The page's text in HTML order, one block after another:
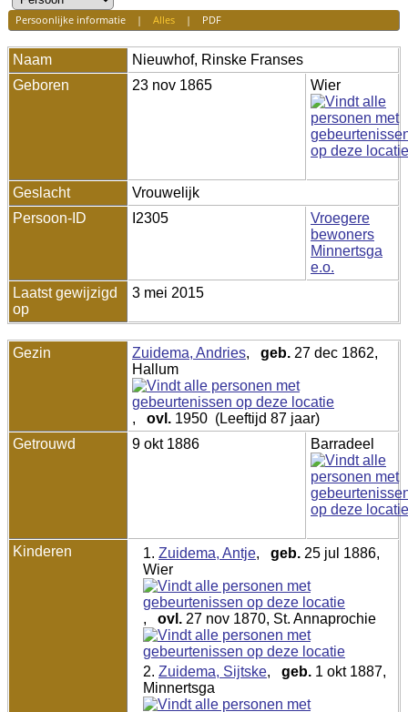
Persoonlijke informatie| Alles| PDF
Naam Nieuwhof, Rinske Franses
Geboren
23 nov 1865 Wier
Geslacht
Vrouwelijk
Persoon-ID
I2305
Vroegere
bewoners
Minnertsga
e.o.
Laatst gewijzigd
op
3 mei 2015
Gezin Zuidema, Andries, geb. 27 dec 1862,
Hallum
, ovl. 1950 (Leeftijd 87 jaar)
Getrouwd
9 okt 1886 Barradeel
Kinderen 1. Zuidema, Antje, geb. 25 jul 1886,
Wier
, ovl. 27 nov 1870, St. Annaprochie
2. Zuidema, Sijtske, geb. 1 okt 1887,
Minnertsga